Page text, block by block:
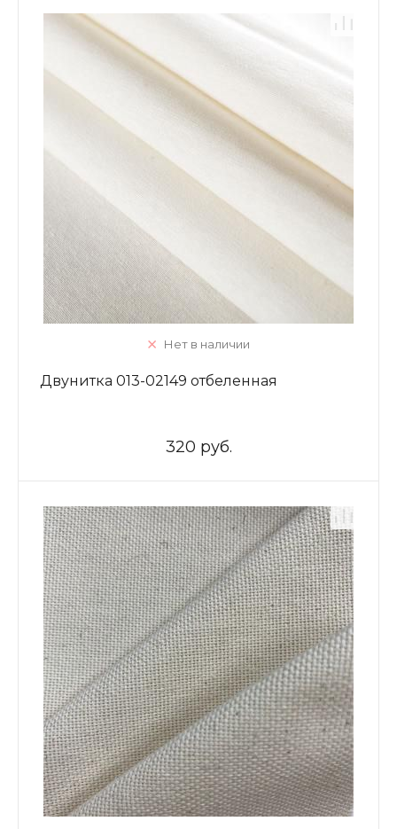
Нет в наличии
Двунитка 013-02149 отбеленная
320 руб.